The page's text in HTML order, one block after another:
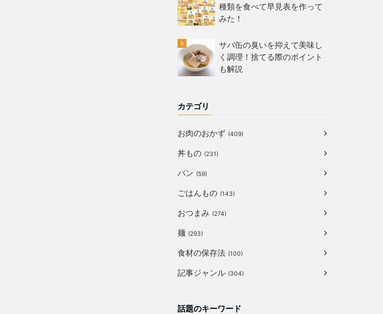
種類を食べて早見表を作って
みた！
サバ缶の臭いを抑えて美味し
く調理！捨てる際のポイント
も解説
カテゴリ
お肉のおかず (409)
丼もの (231)
パン (59)
ごはんもの (143)
おつまみ (274)
麺 (293)
食材の保存法 (100)
記事ジャンル (304)
話題のキーワード